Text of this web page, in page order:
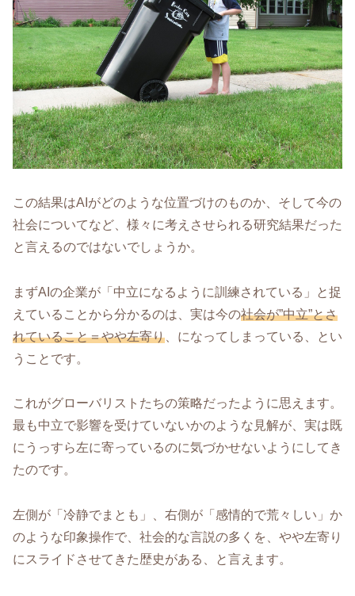
この結果はAIがどのような位置づけのものか、そして今の
社会についてなど、様々に考えさせられる研究結果だった
と言えるのではないでしょうか。
まずAIの企業が「中立になるように訓練されている」と捉
えていることから分かるのは、実は今の社会が”中立”とさ
れていること＝やや左寄り 、になってしまっている、とい
うことです。
これがグローバリストたちの策略だったように思えます。
最も中立で影響を受けていないかのような見解が、実は既
にうっすら左に寄っているのに気づかせないようにしてき
たのです。
左側が「冷静でまとも」、右側が「感情的で荒々しい」か
のような印象操作で、社会的な言説の多くを、やや左寄り
にスライドさせてきた歴史がある、と言えます。